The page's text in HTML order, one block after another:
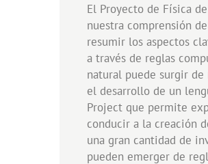
El Proyecto de Física
nuestra comprensión
resumir los aspectos
a través de reglas
natural puede surgir de
el desarrollo de un
Project que permite
conducir a la creación
una gran cantidad de
pueden emerger de